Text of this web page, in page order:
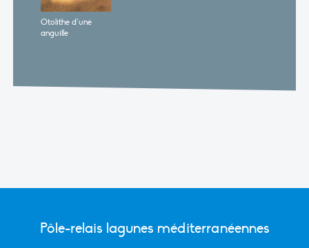
Otolithe d’une
anguille
Pôle-relais lagunes méditerranéennes